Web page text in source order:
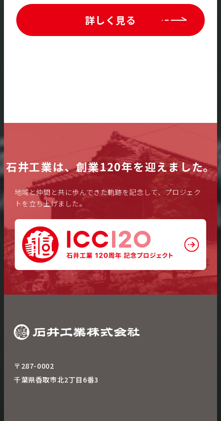
詳しく見る
石井工業は、創業120年を迎えました。
地域と仲間と共に歩んできた軌跡を記念して、プロジェク
トを立ち上げました。
〒287-0002
千葉県香取市北2丁目6番3